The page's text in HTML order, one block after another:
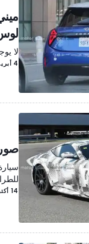
لا
4 أبريل/نيسان 2023
14 أكتوبر/تشرين الأوّل 2022